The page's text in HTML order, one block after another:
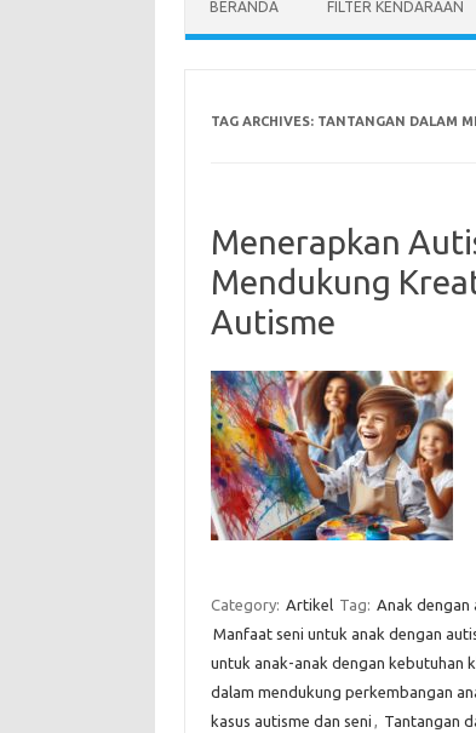
BERANDA FILTER KENDARAAN
TAG ARCHIVES: TANTANGAN DALAM
Menerapkan
Mendukung
Autisme
Category: Artikel Tag: Anak dengan
Manfaat seni untuk anak dengan
untuk anak-anak dengan kebutuhan
dalam mendukung perkembangan
kasus autisme dan seni , Tantangan